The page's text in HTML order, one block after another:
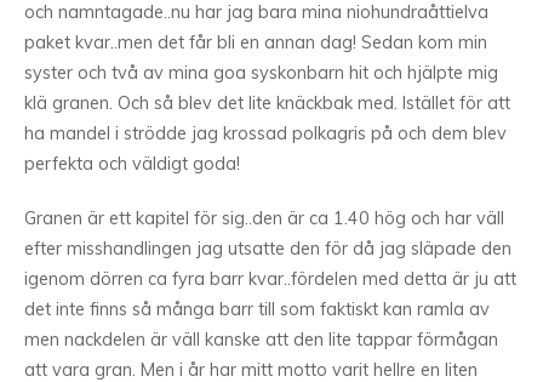
och namntagade..nu har jag bara mina niohundraåttielva
paket kvar..men det får bli en annan dag! Sedan kom min
syster och två av mina goa syskonbarn hit och hjälpte mig
klä granen. Och så blev det lite knäckbak med. Istället för att
ha mandel i strödde jag krossad polkagris på och dem blev
perfekta och väldigt goda!
Granen är ett kapitel för sig..den är ca 1.40 hög och har väll
efter misshandlingen jag utsatte den för då jag släpade den
igenom dörren ca fyra barr kvar..fördelen med detta är ju att
det inte finns så många barr till som faktiskt kan ramla av
men nackdelen är väll kanske att den lite tappar förmågan
att vara gran. Men i år har mitt motto varit hellre en liten